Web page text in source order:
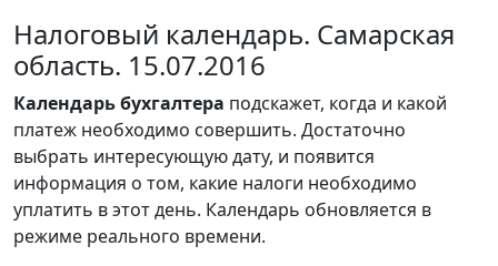
Налоговый календарь. Самарская
область. 15.07.2016
Календарьбухгалтера подскажет, когда и какой
платеж необходимо совершить. Достаточно
выбрать интересующую дату, и появится
информация о том, какие налоги необходимо
уплатить в этот день. Календарь обновляется в
режиме реального времени.